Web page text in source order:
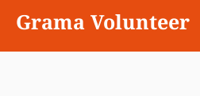
content
Grama Volunteer